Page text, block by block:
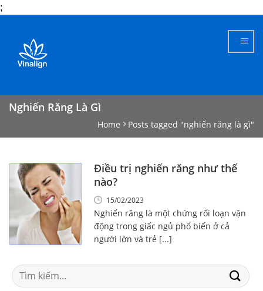
;
content
Nghiến Răng Là Gì
Home Posts tagged "nghiến răng là gì"
Điều trị nghiến răng như thế
nào?
15/02/2023
Nghiến răng là một chứng rối loạn vận
động trong giấc ngủ phổ biến ở cả
người lớn và trẻ [...]
Search
for: